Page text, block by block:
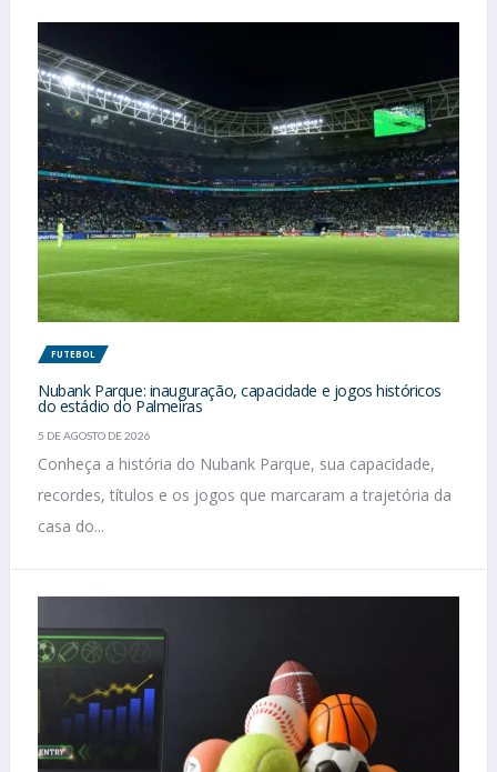
FUTEBOL
Nubank Parque: inauguração, capacidade e jogos históricos
do estádio do Palmeiras
5 DE AGOSTO DE 2026
Conheça a história do Nubank Parque, sua capacidade,
recordes, títulos e os jogos que marcaram a trajetória da
casa do...